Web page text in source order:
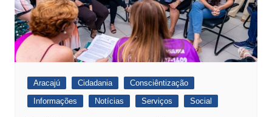
Aracajú Cidadania
Consciêntização
Informações
Notícias Serviços Social